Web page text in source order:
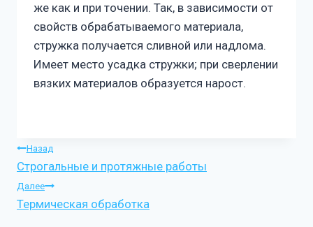
же как и при точении. Так, в зависимости от
свойств обрабатываемого материала,
стружка получается сливной или надлома.
Имеет место усадка стружки; при сверлении
вязких материалов образуется нарост.
Навигация
по
записям
Назад
Строгальные и протяжные работы
Далее
Термическая обработка